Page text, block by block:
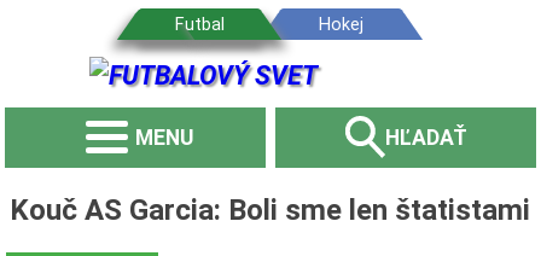
MENU HĽADAŤ
Kouč AS Garcia: Boli sme len štatistami